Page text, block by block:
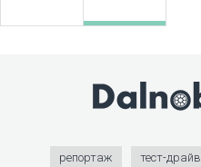
репортаж тест-драйв